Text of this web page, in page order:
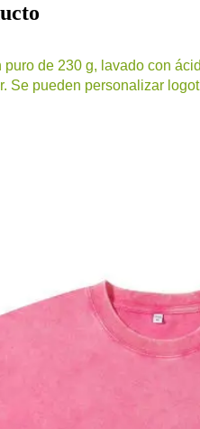
de 230 g, lavado con
Se pueden personalizar